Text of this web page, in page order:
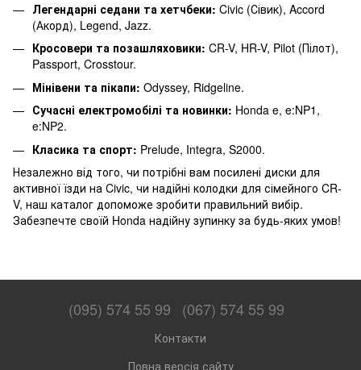
Легендарні седани та хетчбеки: Civic (Сівик), Accord
(Акорд), Legend, Jazz.
Кросовери та позашляховики: CR-V, HR-V, Pilot (Пілот),
Passport, Crosstour.
Мінівени та пікапи: Odyssey, Ridgeline.
Сучасні електромобілі та новинки: Honda e, e:NP1,
e:NP2.
Класика та спорт: Prelude, Integra, S2000.
Незалежно від того, чи потрібні вам посилені диски для
активної їзди на Civic, чи надійні колодки для сімейного CR-
V, наш каталог допоможе зробити правильний вибір.
Забезпечте своїй Honda надійну зупинку за будь-яких умов!
(095) 574 55 99 (067) 574 55 99
Контакти
Повна версія сайту